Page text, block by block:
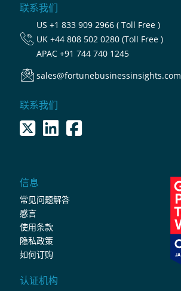
联系我们
US +1 833 909 2966 ( Toll Free )
UK +44 808 502 0280 (Toll Free )
APAC +91 744 740 1245
sales@fortunebusinessinsights.com
联系我们
信息
常见问题解答
感言
使用条款
隐私政策
如何订购
认证机构